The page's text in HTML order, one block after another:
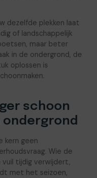
dezelfde plekken laat
of landschappelijk
maar beter
in de ondergrond, de
oplossen is
schoon
kern geen
Wie de
tijdig verwijdert,
met het seizoen,